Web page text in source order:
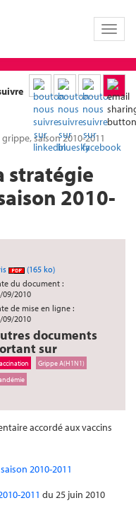
Toggle
saison 2010-2011
stratégie
2010-
(165 ko)
du document :
09/2010
de mise en ligne :
09/2010
documents
sur
Grippe A(H1N1)
accordé aux vaccins
2010-2011
2011 du 25 juin 2010